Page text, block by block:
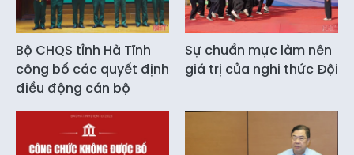
Bộ CHQS tỉnh Hà Tĩnh
công bố các quyết định
điều động cán bộ
Sự chuẩn mực làm nên
giá trị của nghi thức Đội